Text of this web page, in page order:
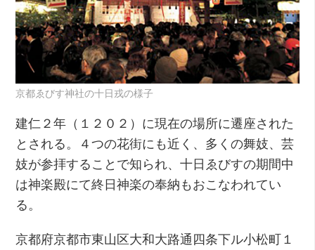
京都ゑびす神社の十日戎の様子
建仁２年（１２０２）に現在の場所に遷座された
とされる。４つの花街にも近く、多くの舞妓、芸
妓が参拝することで知られ、十日ゑびすの期間中
は神楽殿にて終日神楽の奉納もおこなわれてい
る。
京都府京都市東山区大和大路通四条下ル小松町１